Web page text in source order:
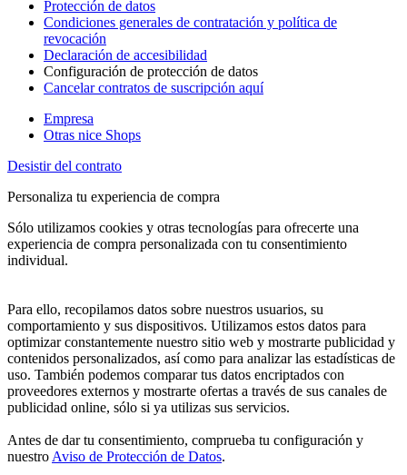
Protección de datos
Condiciones generales de contratación y política de
revocación
Declaración de accesibilidad
Configuración de protección de datos
Cancelar contratos de suscripción aquí
Empresa
Otras nice Shops
Desistir del contrato
Personaliza tu experiencia de compra
Sólo utilizamos cookies y otras tecnologías para ofrecerte una
experiencia de compra personalizada con tu consentimiento
individual.
Para ello, recopilamos datos sobre nuestros usuarios, su
comportamiento y sus dispositivos. Utilizamos estos datos para
optimizar constantemente nuestro sitio web y mostrarte publicidad y
contenidos personalizados, así como para analizar las estadísticas de
uso. También podemos comparar tus datos encriptados con
proveedores externos y mostrarte ofertas a través de sus canales de
publicidad online, sólo si ya utilizas sus servicios.
Antes de dar tu consentimiento, comprueba tu configuración y
nuestro Aviso de Protección de Datos.